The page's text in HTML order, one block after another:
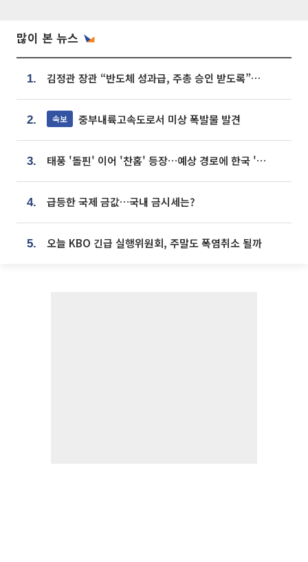
많이 본 뉴스
1. 김정관 장관 “반도체 성과급, 주총 승인 받도록”…상법·자본시장법 개정 시사
2. 속보 중부내륙고속도로서 미상 폭발물 발견
3. 태풍 '돌핀' 이어 '찬홈' 등장…예상 경로에 한국 '한숨'
4. 급등한 국제 금값…국내 금시세는?
5. 오늘 KBO 긴급 실행위원회, 주말도 폭염취소 될까